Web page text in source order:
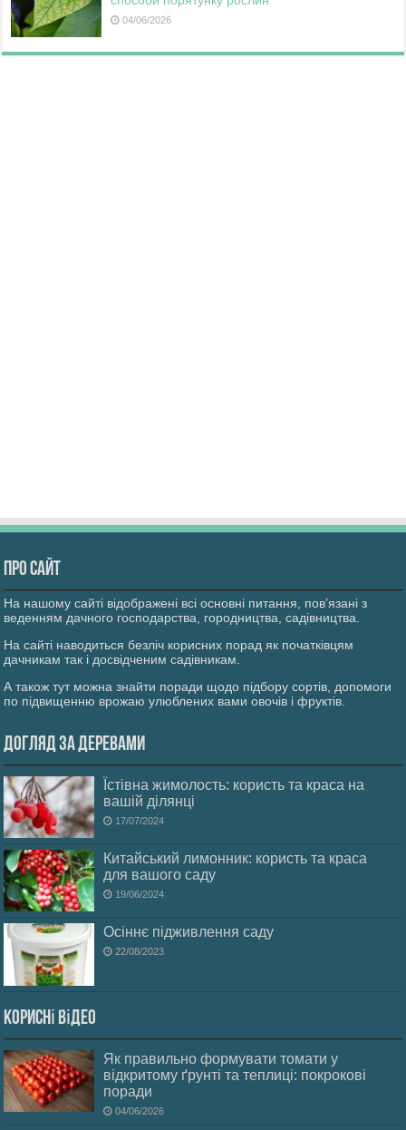
04/06/2026
Про сайт
На нашому сайті відображені всі основні питання, пов’язані з
веденням дачного господарства, городництва, садівництва.
На сайті наводиться безліч корисних порад як початківцям
дачникам так і досвідченим садівникам.
А також тут можна знайти поради щодо підбору сортів, допомоги
по підвищенню врожаю улюблених вами овочів і фруктів.
Догляд за деревами
Їстівна жимолость: користь та краса на
вашій ділянці
17/07/2024
Китайський лимонник: користь та краса
для вашого саду
19/06/2024
Осіннє підживлення саду
22/08/2023
Корисні відео
Як правильно формувати томати у
відкритому ґрунті та теплиці: покрокові
поради
04/06/2026